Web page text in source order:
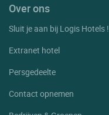
Over ons
Sluit je aan bij Logis Hotels !
Extranet hotel
Persgedeelte
Contact opnemen